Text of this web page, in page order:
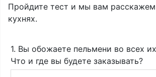
Пройдите тест и мы вам
кухнях.
1. Вы обожаете пельмени во всех
Что и где вы будете заказывать?